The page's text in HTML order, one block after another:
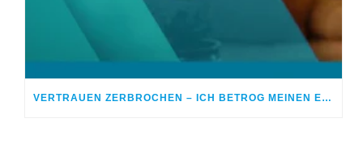
VERTRAUEN ZERBROCHEN – ICH BETROG MEINEN EHEPARTNER